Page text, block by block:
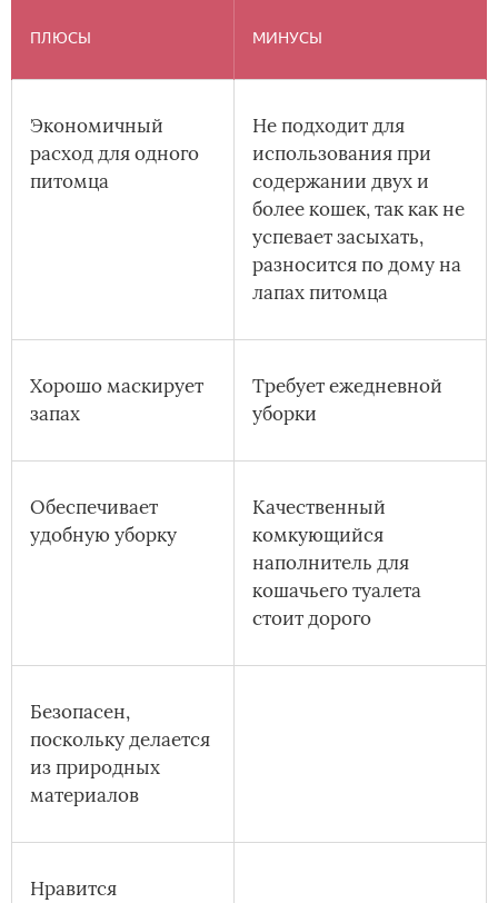
ПЛЮСЫ МИНУСЫ
Экономичный
расход для одного
питомца
Не подходит для
использования при
содержании двух и
более кошек, так как не
успевает засыхать,
разносится по дому на
лапах питомца
Хорошо маскирует
запах
Требует ежедневной
уборки
Обеспечивает
удобную уборку
Качественный
комкующийся
наполнитель для
кошачьего туалета
стоит дорого
Безопасен,
поскольку делается
из природных
материалов
Нравится